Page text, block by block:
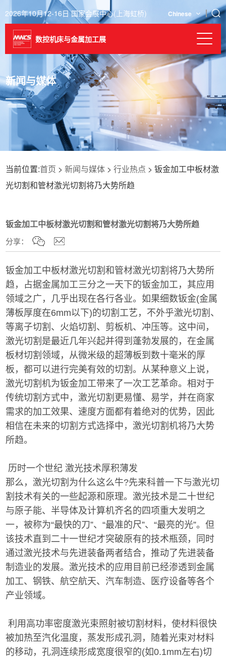
2026年10月12-16日 国家会展中心(上海虹桥) Chinese
数控机床与金属加工展
新闻与媒体
当前位置:首页 >新闻与媒体 >行业热点 > 钣金加工中板材激
光切割和管材激光切割将乃大势所趋
钣金加工中板材激光切割和管材激光切割将乃大势所趋
分享：
钣金加工中板材激光切割和 管材激光切割 将乃大势所
趋，占据金属加工三分之一天下的钣金加工，其应用
领域之广，几乎出现在各行各业。如果细数钣金(金属
薄板厚度在6mm以下)的切割工艺，不外乎激光切割、
等离子切割、火焰切割、剪板机、冲压等。这中间，
激光切割是最近几年兴起并得到蓬勃发展的，在金属
板材切割领域，从微米级的超薄板到数十毫米的厚
板，都可以进行完美有效的切割。从某种意义上说，
激光切割机为钣金加工带来了一次工艺革命。相对于
传统切割方式中，激光切割更易懂、易学，并在商家
需求的加工效果、速度方面都有着绝对的优势，因此
相信在未来的切割方式选择中，激光切割机将乃大势
所趋。
历时一个世纪 激光技术厚积薄发
那么，激光切割为什么这么牛?先来科普一下与激光切
割技术有关的一些起源和原理。激光技术是二十世纪
与原子能、半导体及计算机齐名的四项重大发明之
一，被称为“最快的刀”、“最准的尺”、“最亮的光”。但
该技术直到二十一世纪才突破原有的技术瓶颈，同时
通过激光技术与先进装备两者结合，推动了先进装备
制造业的发展。激光技术的应用目前已经渗透到金属
加工、钢铁、航空航天、汽车制造、医疗设备等各个
产业领域。
利用高功率密度激光束照射被切割材料，使材料很快
被加热至汽化温度，蒸发形成孔洞，随着光束对材料
的移动，孔洞连续形成宽度很窄的(如0.1mm左右)切